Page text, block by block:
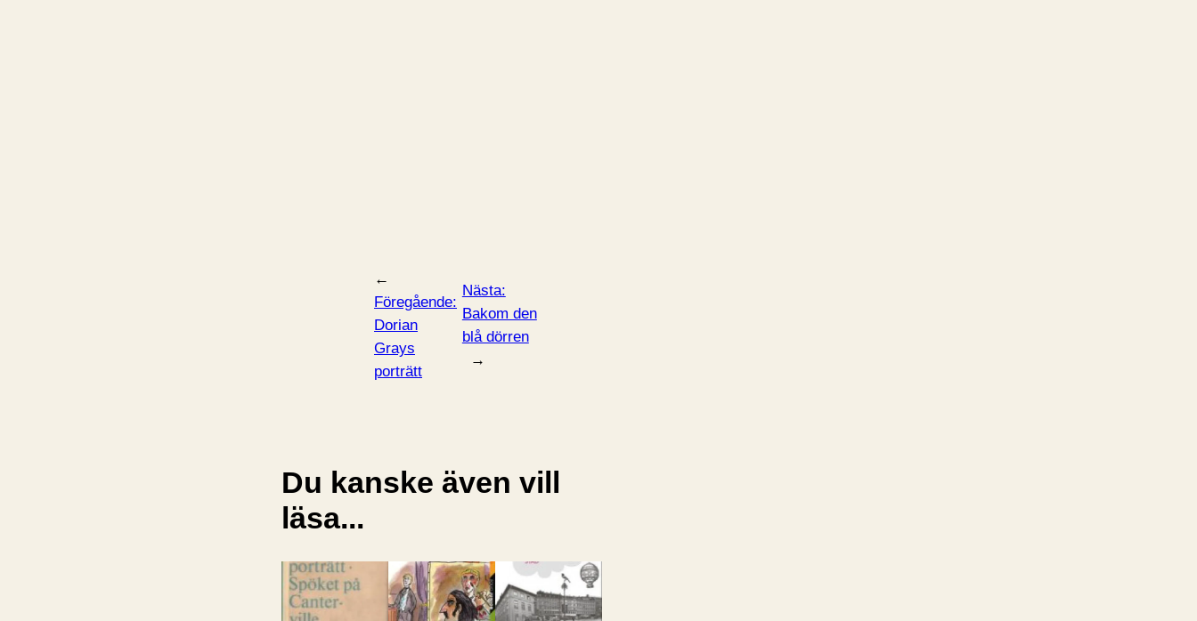
←
Föregående:
Dorian
Grays
porträtt
Nästa:
Bakom den
blå dörren
→
Du kanske även vill
läsa...